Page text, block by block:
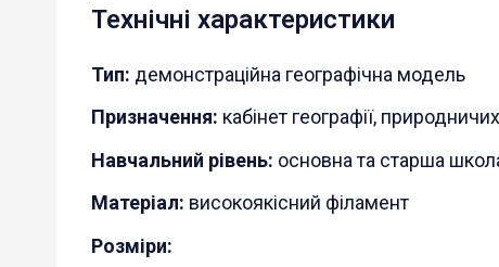
Технічні характеристики
Тип: демонстраційна географічна модель
Призначення: кабінет географії,
Навчальний рівень: основна та старша
Матеріал: високоякісний філамент
Розміри: